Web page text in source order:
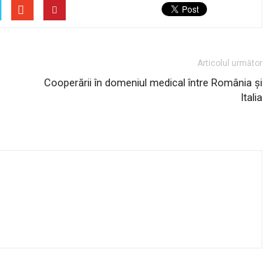
Articolul următor
Cooperării în domeniul medical între România și
Italia